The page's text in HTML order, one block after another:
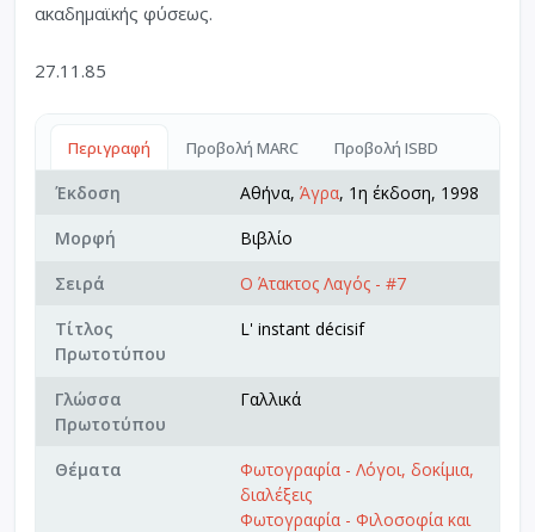
ακαδημαϊκής φύσεως.
27.11.85
Περιγραφή Προβολή MARC Προβολή ISBD
Έκδοση Αθήνα, Άγρα, 1η έκδοση, 1998
Μορφή
Βιβλίο
Σειρά
Ο Άτακτος Λαγός - #7
Τίτλος
Πρωτοτύπου
L' instant décisif
Γλώσσα
Πρωτοτύπου
Γαλλικά
Θέματα
Φωτογραφία - Λόγοι, δοκίμια,
διαλέξεις
Φωτογραφία - Φιλοσοφία και